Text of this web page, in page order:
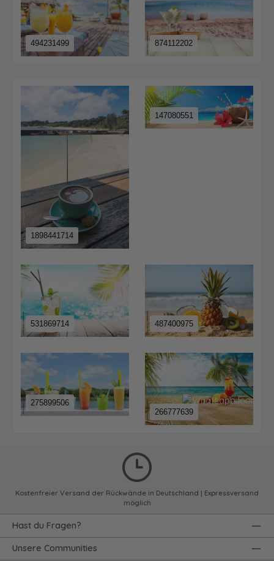
494231499 874112202
1898441714
147080551
531869714 487400975
275899506
266777639
Kostenfreier Versand der Rückwände in Deutschland | Expressversand
möglich
Hast du Fragen?
Unsere Communities